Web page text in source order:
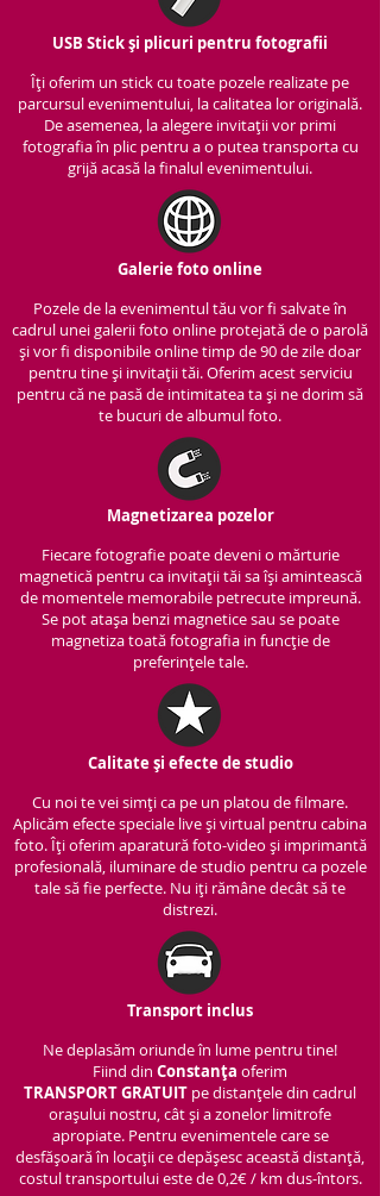
USB Stick și plicuri pentru fotografii
Îți oferim un stick cu toate pozele realizate pe
parcursul evenimentului, la calitatea lor originală.
De asemenea, la alegere invitații vor primi
fotografia în plic pentru a o putea transporta cu
grijă acasă la finalul evenimentului.
Galerie foto online
Pozele de la evenimentul tău vor fi salvate în
cadrul unei galerii foto online protejată de o parolă
și vor fi disponibile online timp de 90 de zile doar
pentru tine și invitații tăi. Oferim acest serviciu
pentru că ne pasă de intimitatea ta și ne dorim să
te bucuri de albumul foto.
Magnetizarea pozelor
Fiecare fotografie poate deveni o mărturie
magnetică pentru ca invitații tăi sa își amintească
de momentele memorabile petrecute impreună.
Se pot atașa benzi magnetice sau se poate
magnetiza toată fotografia in funcție de
preferințele tale.
Calitate și efecte de studio
Cu noi te vei simți ca pe un platou de filmare.
Aplicăm efecte speciale live și virtual pentru cabina
foto. Îți oferim aparatură foto-video și imprimantă
profesională, iluminare de studio pentru ca pozele
tale să fie perfecte. Nu iți rămâne decât să te
distrezi.
Transport inclus
Ne deplasăm oriunde în lume pentru tine!
Fiind din Constanța oferim
TRANSPORTGRATUIT pe distanțele din cadrul
orașului nostru, cât și a zonelor limitrofe
apropiate. Pentru evenimentele care se
desfășoară în locații ce depășesc această distanță,
costul transportului este de 0,2€ / km dus-întors.